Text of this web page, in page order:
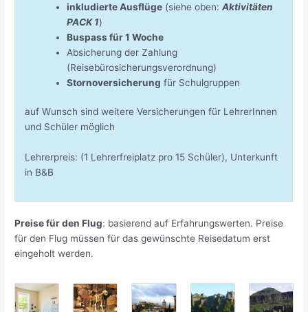
inkludierte Ausflüge (siehe oben:Aktivitäten
PACK 1)
Buspass für 1 Woche
Absicherung der Zahlung
(Reisebürosicherungsverordnung)
Stornoversicherung für Schulgruppen
auf Wunsch sind weitere Versicherungen für LehrerInnen
und Schüler möglich
Lehrerpreis: (1 Lehrerfreiplatz pro 15 Schüler), Unterkunft
in B&B
Preise für den Flug: basierend auf Erfahrungswerten. Preise
für den Flug müssen für das gewünschte Reisedatum erst
eingeholt werden.